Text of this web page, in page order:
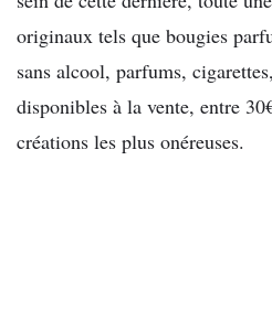
originaux tels que bougies
sans alcool, parfums,
disponibles à la vente, entre
créations les plus onéreuses.